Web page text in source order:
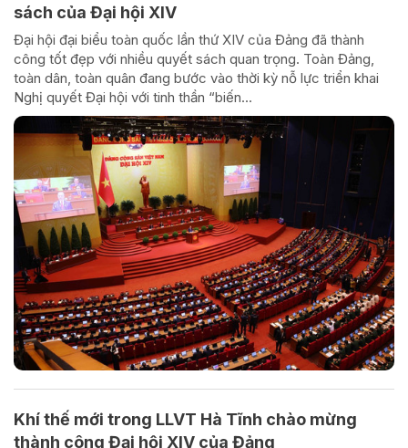
sách của Đại hội XIV
Đại hội đại biểu toàn quốc lần thứ XIV của Đảng đã thành
công tốt đẹp với nhiều quyết sách quan trọng. Toàn Đảng,
toàn dân, toàn quân đang bước vào thời kỳ nỗ lực triển khai
Nghị quyết Đại hội với tinh thần “biến...
Khí thế mới trong LLVT Hà Tĩnh chào mừng
thành công Đại hội XIV của Đảng